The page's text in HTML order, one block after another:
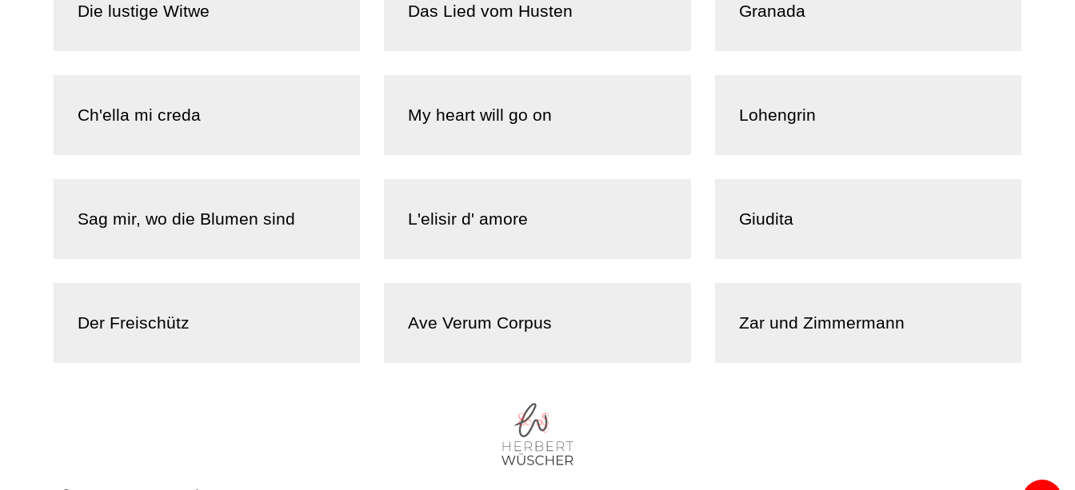
Die lustige Witwe Das Lied vom Husten Granada
Ch'ella mi creda My heart will go on Lohengrin
Sag mir, wo die Blumen sind L'elisir d' amore Giudita
Der Freischütz Ave Verum Corpus Zar und Zimmermann